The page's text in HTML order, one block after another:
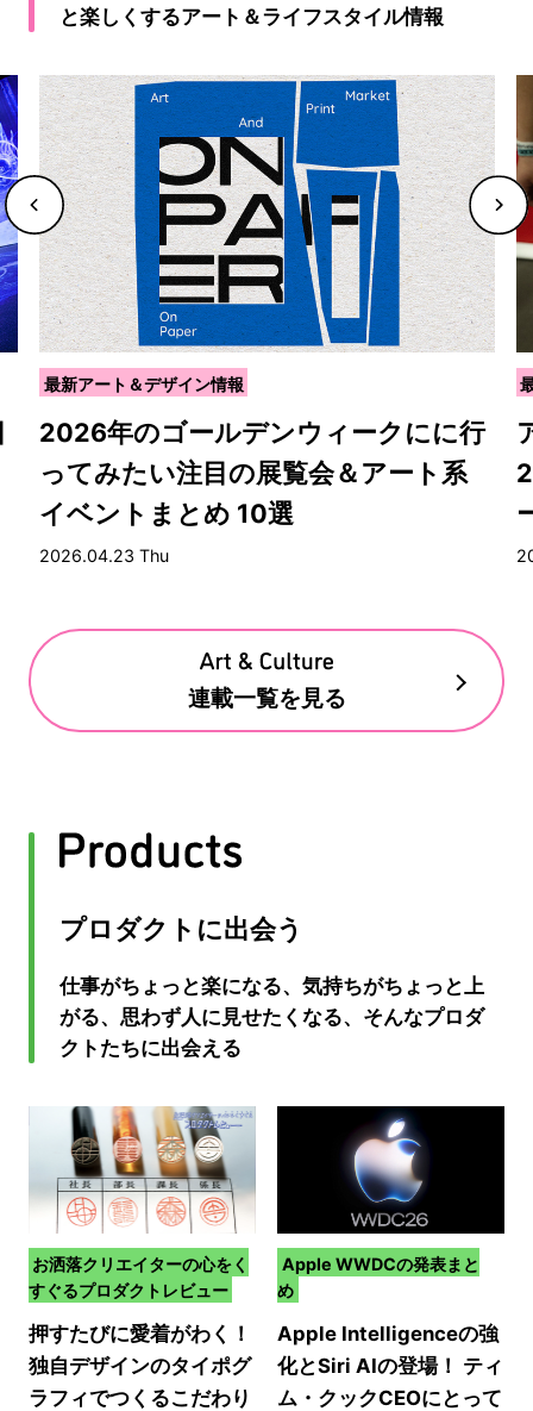
と楽しくするアート＆ライフスタイル情報
最新アート＆デザイン情報
2026年のゴールデンウィークにに行
ってみたい注目の展覧会＆アート系
イベントまとめ 10選
2026.04.23 Thu
連載一覧を見る
プロダクトに出会う
仕事がちょっと楽になる、気持ちがちょっと上
がる、思わず人に見せたくなる、そんなプロダ
クトたちに出会える
お洒落クリエイターの心をく
すぐるプロダクトレビュー
押すたびに愛着がわく！
独自デザインのタイポグ
ラフィでつくるこだわり
Apple WWDCの発表まと
め
Apple Intelligenceの強
化とSiri AIの登場！ ティ
ム・クックCEOにとって